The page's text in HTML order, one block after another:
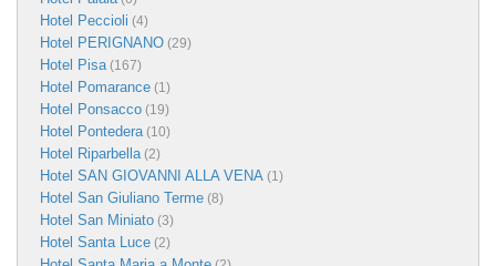
Hotel Peccioli (4)
Hotel PERIGNANO (29)
Hotel Pisa(167)
Hotel Pomarance (1)
Hotel Ponsacco (19)
Hotel Pontedera(10)
Hotel Riparbella(2)
Hotel SAN GIOVANNI ALLA VENA (1)
Hotel San Giuliano Terme (8)
Hotel San Miniato (3)
Hotel Santa Luce (2)